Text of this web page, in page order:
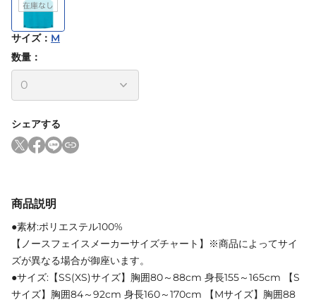
サイズ： M
数量：
シェアする
商品説明
●素材:ポリエステル100%
【ノースフェイスメーカーサイズチャート】※商品によってサイ
ズが異なる場合が御座います。
●サイズ:【SS(XS)サイズ】胸囲80～88cm 身長155～165cm 【S
サイズ】胸囲84～92cm 身長160～170cm 【Mサイズ】胸囲88